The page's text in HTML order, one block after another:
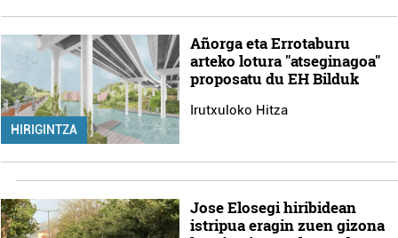
HIRIGINTZA
Añorga eta Errotaburu
arteko lotura "atseginagoa"
proposatu du EH Bilduk
Irutxuloko Hitza
Jose Elosegi hiribidean
istripua eragin zuen gizona